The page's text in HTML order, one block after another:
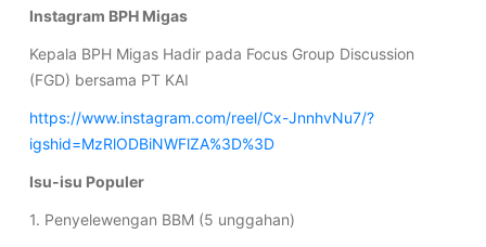
Instagram BPH Migas
Kepala BPH Migas Hadir pada Focus Group Discussion
(FGD) bersama PT KAI
https://www.instagram.com/reel/Cx-JnnhvNu7/?
igshid=MzRlODBiNWFlZA%3D%3D
Isu-isu Populer
1. Penyelewengan BBM (5 unggahan)